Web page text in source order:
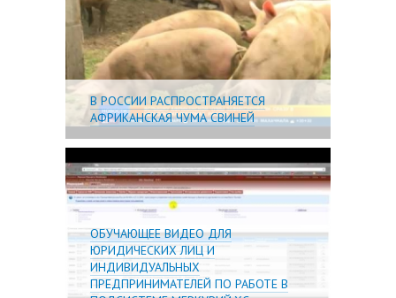
В РОССИИ РАСПРОСТРАНЯЕТСЯ
АФРИКАНСКАЯ ЧУМА СВИНЕЙ
ОБУЧАЮЩЕЕ ВИДЕО ДЛЯ
ЮРИДИЧЕСКИХ ЛИЦ И
ИНДИВИДУАЛЬНЫХ
ПРЕДПРИНИМАТЕЛЕЙ ПО РАБОТЕ В